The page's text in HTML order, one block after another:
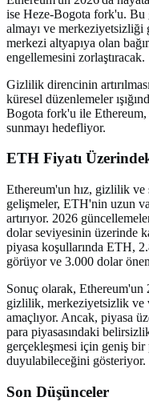
ise Heze-Bogota fork'u.
almayı ve merkeziyetsizliği
merkezi altyapıya olan
engellemesini zorlaştıracak.
Gizlilik direncinin
küresel düzenlemeler
Bogota fork'u ile Ethereum,
sunmayı hedefliyor.
ETH Fiyatı
Ethereum'un hız, gizlilik ve
gelişmeler, ETH'nin uzun
artırıyor. 2026
dolar seviyesinin üzerinde
piyasa koşullarında ETH,
görüyor ve 3.000 dolar
Sonuç olarak, Ethereum'un
gizlilik, merkeziyetsizlik ve
amaçlıyor. Ancak, piyasa
para piyasasındaki
gerçekleşmesi için geniş bir
duyulabileceğini gösteriyor.
Son Düşünceler